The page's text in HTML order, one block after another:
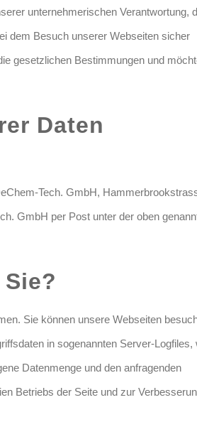
unternehmerischen Verantwortung,
dem Besuch unserer Webseiten sicher
gesetzlichen Bestimmungen und
Daten
Tech. GmbH,
GmbH per Post unter der oben
Sie können unsere Webseiten
in sogenannten Server-Logfiles,
Datenmenge und den anfragenden
Betriebs der Seite und zur